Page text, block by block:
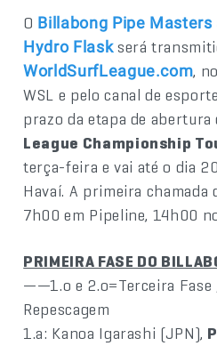
O Billabong Pipe
Hydro Flaskserá
WorldSurfLeague.com,
WSL e pelo canal de
prazo da etapa de
League Championship
terça-feira e vai até o dia
Havaí. A primeira chamada
7h00 em Pipeline, 14h00
PRIMEIRA FASE DO
——1.o e 2.o=Terceira Fase
Repescagem
1.a: Kanoa Igarashi (JPN),